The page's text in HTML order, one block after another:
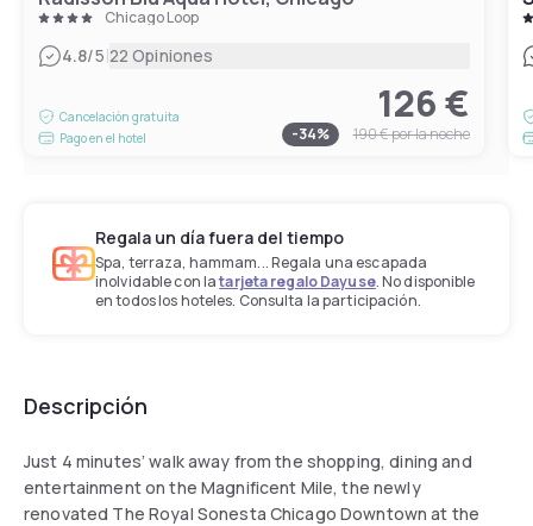
Chicago Loop
4.8/5|22 Opiniones
Cancelación gratuita
Pago en el hotel
126 €
-34% 190 €por la noche
Regala un día fuera del tiempo
Spa, terraza, hammam... Regala una escapada
inolvidable con latarjeta regalo Dayuse. No disponible
en todos los hoteles. Consulta la participación.
Descripción
Just 4 minutes’ walk away from the shopping, dining and
entertainment on the Magnificent Mile, the newly
renovated The Royal Sonesta Chicago Downtown at the